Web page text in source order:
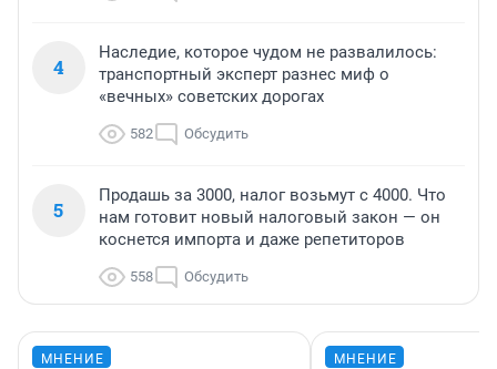
4
Наследие, которое чудом не развалилось:
транспортный эксперт разнес миф о
«вечных» советских дорогах
582 Обсудить
5
Продашь за 3000, налог возьмут с 4000. Что
нам готовит новый налоговый закон — он
коснется импорта и даже репетиторов
558 Обсудить
МНЕНИЕ МНЕНИЕ